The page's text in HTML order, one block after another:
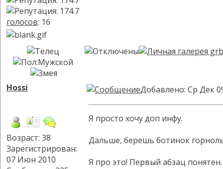
голосов: 16
Hossi
Возраст: 38
Зарегистрирован:
07 Июн 2010
Добавлено: Ср Дек
Я просто хочу доп инфу.
Дальше, берешь ботинок
Я про это! Первый абзац